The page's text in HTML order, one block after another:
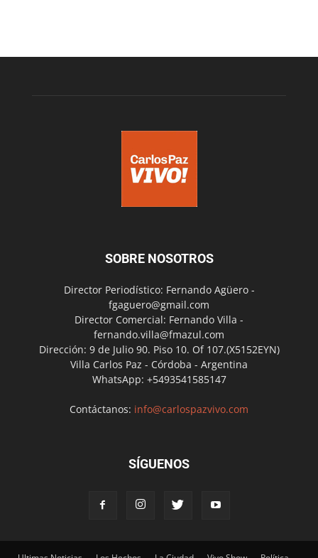
SOBRE NOSOTROS
Director Periodístico: Fernando Agüero -
fgaguero@gmail.com
Director Comercial: Fernando Villa -
fernando.villa@fmazul.com
Dirección: 9 de Julio 90. Piso 10. Of 107.(X5152EYN)
Villa Carlos Paz - Córdoba - Argentina
WhatsApp: +5493541585147
Contáctanos: info@carlospazvivo.com
SÍGUENOS